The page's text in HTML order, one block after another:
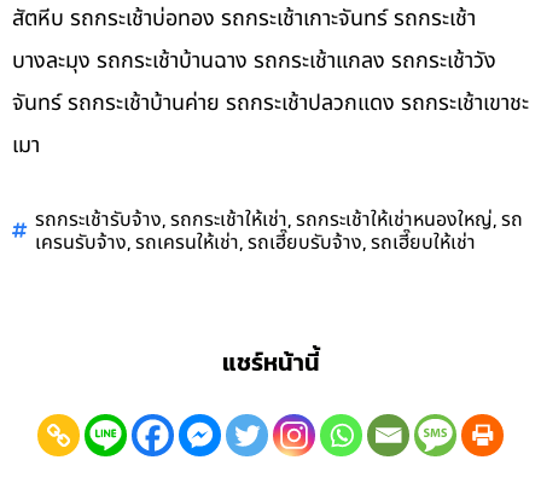
สัตหีบ รถกระเช้าบ่อทอง รถกระเช้าเกาะจันทร์ รถกระเช้า
บางละมุง รถกระเช้าบ้านฉาง รถกระเช้าแกลง รถกระเช้าวัง
จันทร์ รถกระเช้าบ้านค่าย รถกระเช้าปลวกแดง รถกระเช้าเขาชะ
เมา
รถกระเช้ารับจ้าง,รถกระเช้าให้เช่า,รถกระเช้าให้เช่าหนองใหญ่,รถ
เครนรับจ้าง,รถเครนให้เช่า,รถเฮี๊ยบรับจ้าง,รถเฮี๊ยบให้เช่า
แชร์หน้านี้